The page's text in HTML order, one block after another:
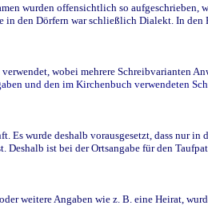
wurden offensichtlich so aufgeschrieben,
in den Dörfern war schließlich Dialekt. In
wobei mehrere Schreibvarianten
und den im Kirchenbuch verwendeten
Es wurde deshalb vorausgesetzt, dass nur
ist bei der Ortsangabe für den
weitere Angaben wie z. B. eine Heirat,